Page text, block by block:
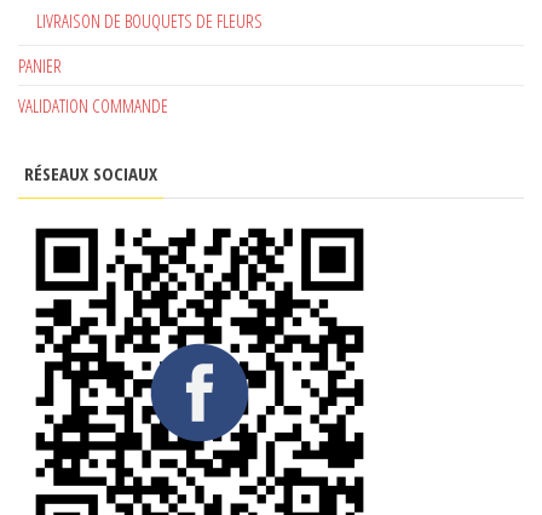
LIVRAISON DE BOUQUETS DE FLEURS
PANIER
VALIDATION COMMANDE
RÉSEAUX SOCIAUX